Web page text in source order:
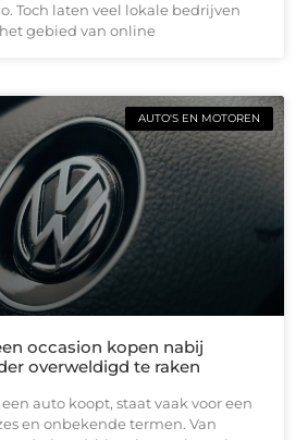
Toch laten veel lokale bedrijven
gebied van online
AUTO'S EN MOTOREN
occasion kopen nabij
overweldigd te raken
auto koopt, staat vaak voor een
en onbekende termen. Van